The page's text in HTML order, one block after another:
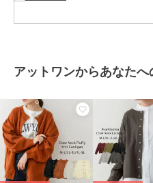
大きいサイズは、ビッグシルエッ
【サイズ】
［M-Lサイズ］着丈：55cm、身
59cm、袖ぐり：23.5cm、袖口巾
［LL-3Lサイズ］着丈：58cm、
59cm、袖ぐり：25cm、袖口巾：
アットワンからあなたへ